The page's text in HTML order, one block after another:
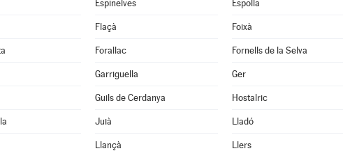
Espinelves Espolla
Flaçà Foixà
Forallac Fornells de la Selva
Garriguella Ger
Guils de Cerdanya Hostalric
Juià Lladó
Llançà Llers